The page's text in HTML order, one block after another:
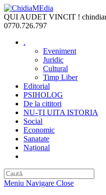
Skip
to
content
QUI AUDET VINCIT !
0770.726.797
.
Eveniment
Juridic
Cultural
Timp Liber
Editorial
PSIHOLOG
De la cititori
NU-ȚI UITA ISTORIA
Social
Economic
Sanatate
Național
Meniu Navigare Close